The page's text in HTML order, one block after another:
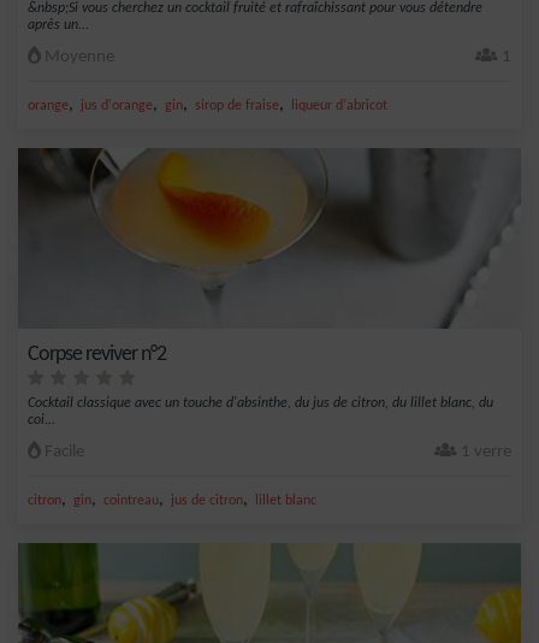
&nbsp;Si vous cherchez un cocktail fruité et rafraîchissant pour vous détendre
après un...
Moyenne 1
orange, jus d'orange, gin, sirop de fraise, liqueur d'abricot
Corpse reviver n°2
Cocktail classique avec un touche d'absinthe, du jus de citron, du lillet blanc, du
coi...
Facile 1 verre
citron, gin, cointreau, jus de citron, lillet blanc